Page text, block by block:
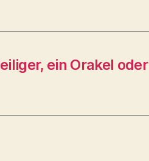
ein Orakel oder